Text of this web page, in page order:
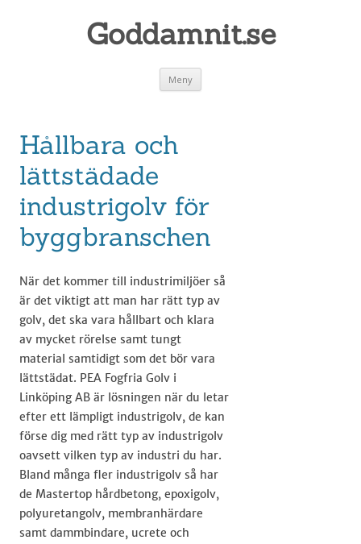
Goddamnit.se
Meny
Hållbara och
lättstädade
industrigolv för
byggbranschen
När det kommer till industrimiljöer så
är det viktigt att man har rätt typ av
golv, det ska vara hållbart och klara
av mycket rörelse samt tungt
material samtidigt som det bör vara
lättstädat. PEA Fogfria Golv i
Linköping AB​ är lösningen när du letar
efter ett lämpligt industrigolv, de kan
förse dig med rätt typ av industrigolv
oavsett vilken typ av industri du har.
Bland många fler industrigolv så har
de Mastertop hårdbetong, epoxigolv,
polyuretangolv, membranhärdare
samt dammbindare, ucrete och